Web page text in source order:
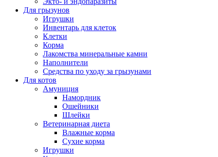
Для грызунов
Игрушки
Инвентарь для клеток
Клетки
Корма
Лакомства минеральные камни
Наполнители
Средства по уходу за грызунами
Для котов
Амуниция
Намордник
Ошейники
Шлейки
Ветеринарная диета
Влажные корма
Сухие корма
Игрушки